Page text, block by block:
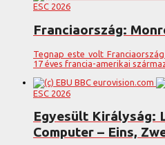
ESC 2026
Franciaország:
Tegnap este volt
17 éves francia-amerikai
ESC 2026
Egyesült Királyság:
Computer – Eins,